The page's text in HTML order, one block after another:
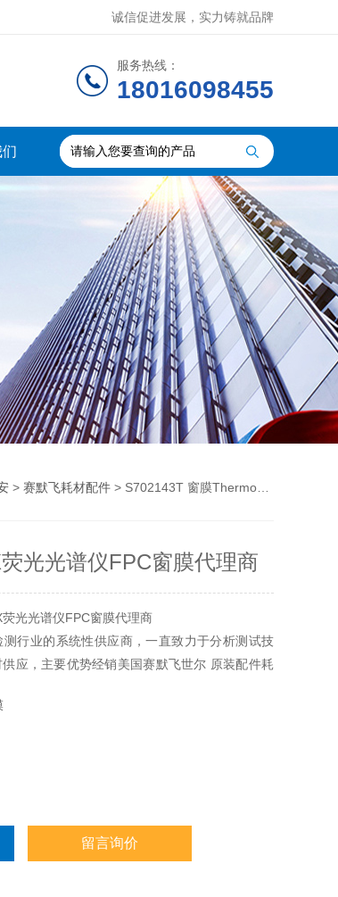
诚信促进发展，实力铸就品牌
服务热线：
18016098455
> 赛默飞耗材配件 > S702143T 窗膜Thermo赛默飞X荧光光谱仪FPC窗膜代理商
光光谱仪FPC窗膜代理商
光光谱仪FPC窗膜代理商
行业的系统性供应商，一直致力于分析测试技
应，主要优势经销美国赛默飞世尔 原装配件耗
留言询价